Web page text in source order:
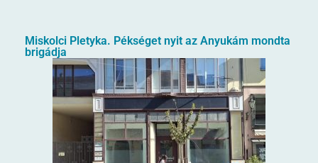
Miskolci Pletyka. Pékséget nyit az Anyukám mondta
brigádja